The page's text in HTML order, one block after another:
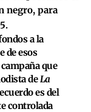
negro, para
a la
de esos
que
de La
es del
controlada